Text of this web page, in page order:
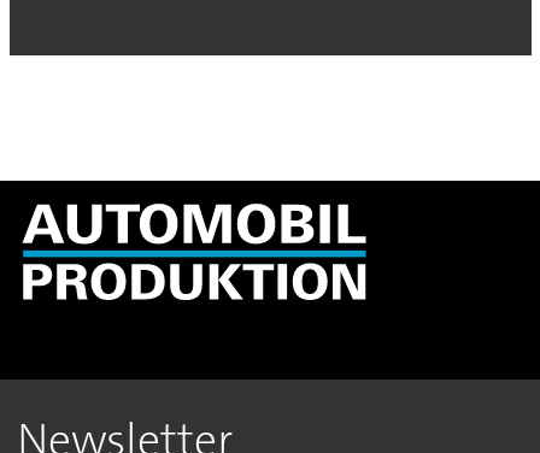
Newsletter